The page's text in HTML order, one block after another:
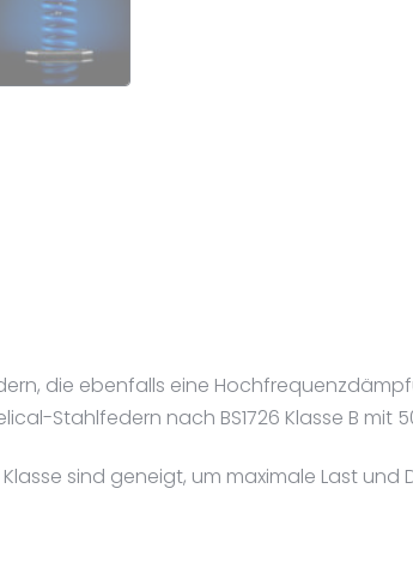
die ebenfalls eine
Stahlfedern nach BS1726 Klasse B
sind geneigt, um maximale Last